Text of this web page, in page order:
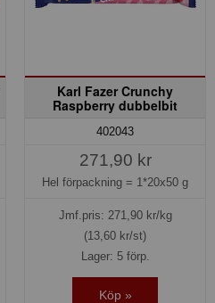
Karl Fazer Crunchy
Raspberry dubbelbit
402043
271,90 kr
Hel förpackning = 1*20x50 g
Jmf.pris: 271,90kr/kg
(13,60 kr/st)
Lager: 5 förp.
Köp »